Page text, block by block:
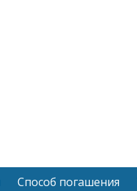
Способ погашения